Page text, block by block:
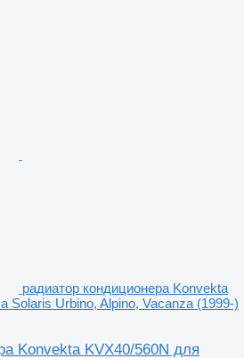
радиатор кондиционера Konvekta
Solaris Urbino, Alpino, Vacanza (1999-)
Konvekta KVX40/560N для